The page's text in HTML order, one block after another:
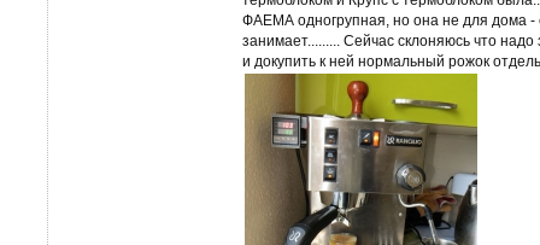
ФАЕМА одногрупная, но она не для дома -
занимает......... Сейчас склоняюсь что
и докупить к ней нормальный рожок